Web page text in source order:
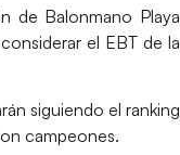
de Balonmano Playa
el EBT de la
siguiendo el ranking
campeones.